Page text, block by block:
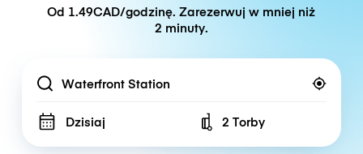
Od 1.49CAD/godzinę. Zarezerwuj w mniej niż
2 minuty.
Location
Dzisiaj Number of bags
2 Torby